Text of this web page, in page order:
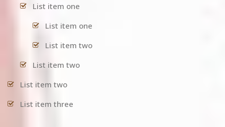
List item one
List item one
List item two
List item two
List item two
List item three